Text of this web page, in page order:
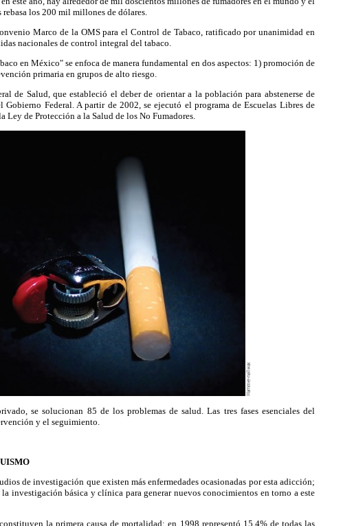
los 200 mil millones de dólares.
Marco de la OMS para el Control de Tabaco, ratificado por unanimidad en
nacionales de control integral del tabaco.
en México" se enfoca de manera fundamental en dos aspectos: 1) promoción de
primaria en grupos de alto riesgo.
de Salud, que estableció el deber de orientar a la población para abstenerse de
Federal. A partir de 2002, se ejecutó el programa de Escuelas Libres de
Ley de Protección a la Salud de los No Fumadores.
se solucionan 85 de los problemas de salud. Las tres fases esenciales del
y el seguimiento.
de investigación que existen más enfermedades ocasionadas por esta adicción;
investigación básica y clínica para generar nuevos conocimientos en torno a este
la primera causa de mortalidad; en 1998 representó 15.4% de todas las